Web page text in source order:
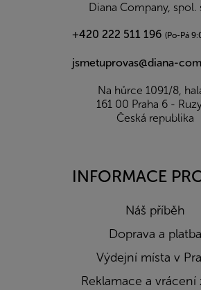
Diana Company, spol.
+420 222 511 196 (Po-Pá
jsmetuprovas@diana-
Na hůrce 1091/8,
161 00 Praha 6 -
Česká republika
INFORMACE
Náš příběh
Doprava a platba
Výdejní místa v
Reklamace a vrácení